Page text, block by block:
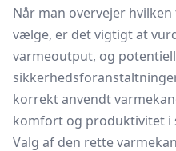
Når man overvejer
vælge, er det vigtigt at
varmeoutput, og
korrekt anvendt
komfort og produktivitet i
Valg af den rette